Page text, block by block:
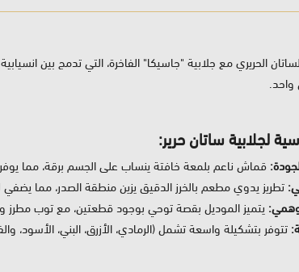
الحريري مع جلابية "جاسيكا" الفاخرة، التي تدمج بين
واحد.
لجلابية ساتان حرير:
قماش ناعم بلمعة خافتة ينساب على الجسم برقة، مما
تطريز يدوي مطعم بالخرز الدقيق يزين منطقة الصدر، مما
يتميز الموديل بقصة توحي بوجود قطعتين، مع توب
تتوفر بتشكيلة واسعة تشمل (الرمادي، الأزرق، البني، الأسود،